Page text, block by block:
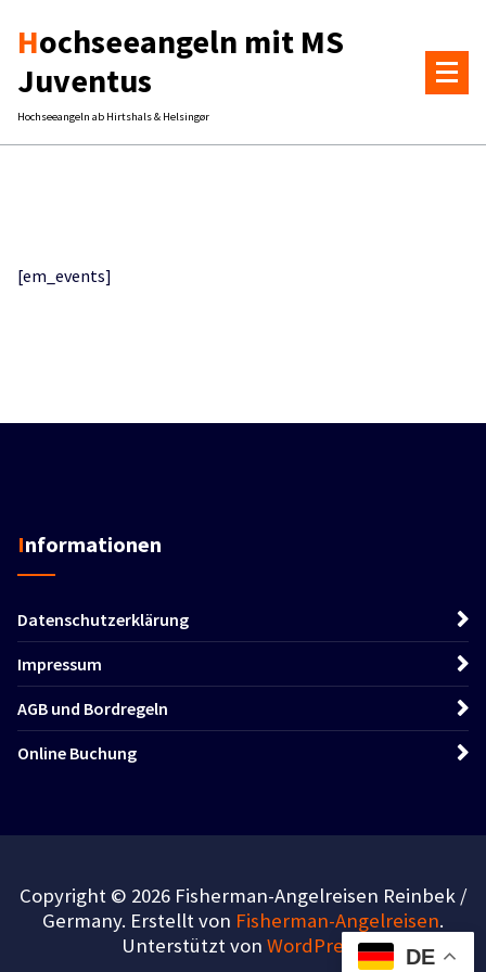
Inhalt
Hochseeangeln mit MS
Juventus
Hochseeangeln ab Hirtshals & Helsingør
[em_events]
Informationen
Datenschutzerklärung
Impressum
AGB und Bordregeln
Online Buchung
Copyright © 2026 Fisherman-Angelreisen Reinbek /
Germany. Erstellt von Fisherman-Angelreisen.
Unterstützt von WordPress. DE